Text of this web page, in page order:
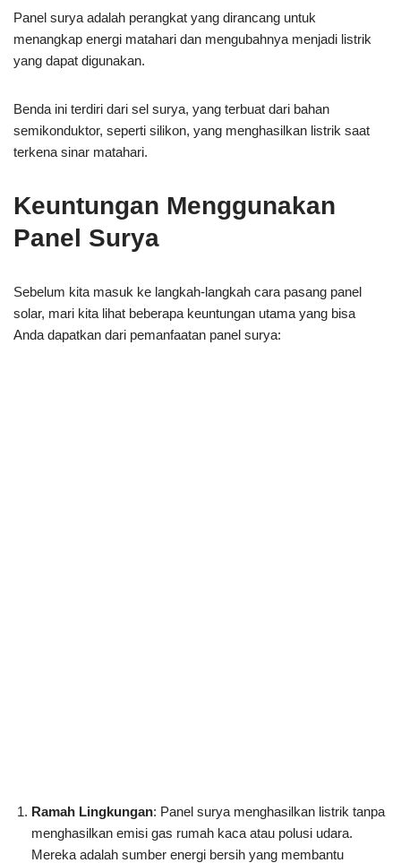
Panel surya adalah perangkat yang dirancang untuk
menangkap energi matahari dan mengubahnya menjadi listrik
yang dapat digunakan.
Benda ini terdiri dari sel surya, yang terbuat dari bahan
semikonduktor, seperti silikon, yang menghasilkan listrik saat
terkena sinar matahari.
Keuntungan Menggunakan
Panel Surya
Sebelum kita masuk ke langkah-langkah cara pasang panel
solar, mari kita lihat beberapa keuntungan utama yang bisa
Anda dapatkan dari pemanfaatan panel surya:
Ramah Lingkungan: Panel surya menghasilkan listrik tanpa
menghasilkan emisi gas rumah kaca atau polusi udara.
Mereka adalah sumber energi bersih yang membantu